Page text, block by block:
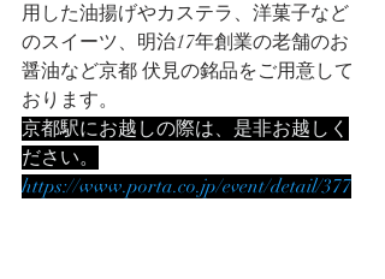
用した油揚げやカステラ、洋菓子など
のスイーツ、明治17年創業の老舗のお
醤油など京都 伏見の銘品をご用意して
おります。
京都駅にお越しの際は、是非お越しく
ださい。
https://www.porta.co.jp/event/detail/377